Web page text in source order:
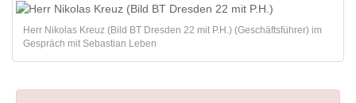
Herr Nikolas Kreuz (Bild BT Dresden 22 mit P.H.) (Geschäftsführer) im
Gespräch mit Sebastian Leben